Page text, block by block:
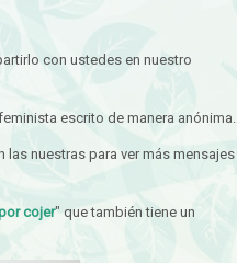
con ustedes en nuestro
escrito de manera anónima.
nuestras para ver más mensajes
cojer" que también tiene un